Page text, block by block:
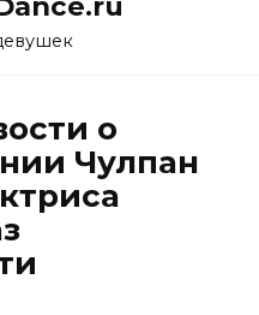
о
Чулпан